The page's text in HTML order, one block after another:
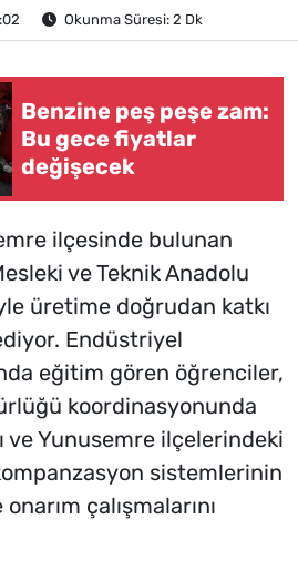
Okunma Süresi: 2 Dk
Benzine peş peşe zam:
Bu gece fiyatlar
değişecek
ilçesinde bulunan
ve Teknik Anadolu
üretime doğrudan katkı
Endüstriyel
eğitim gören öğrenciler,
koordinasyonunda
ve Yunusemre ilçelerindeki
sistemlerinin
çalışmalarını